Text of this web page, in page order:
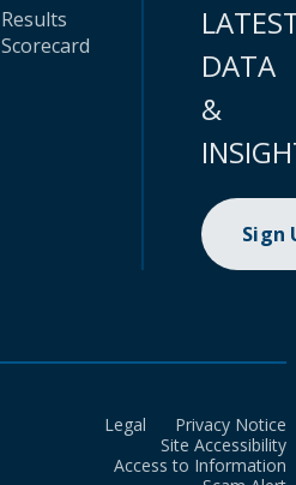
Results
Scorecard
DATA
&
Sign
Legal
Privacy Notice
Site Accessibility
Access to Information